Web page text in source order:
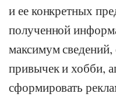
и ее конкретных
полученной
максимум
привычек и хобби,
сформировать